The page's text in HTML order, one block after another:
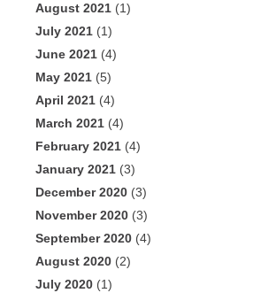
August 2021 (1)
July 2021 (1)
June 2021 (4)
May 2021 (5)
April 2021 (4)
March 2021 (4)
February 2021 (4)
January 2021 (3)
December 2020 (3)
November 2020 (3)
September 2020 (4)
August 2020 (2)
July 2020 (1)